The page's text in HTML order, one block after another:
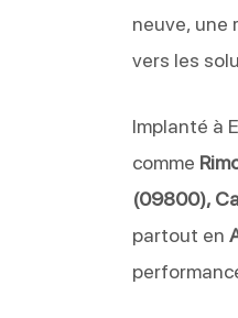
neuve, une
vers les
Implanté à
comme
(09800),
partout en